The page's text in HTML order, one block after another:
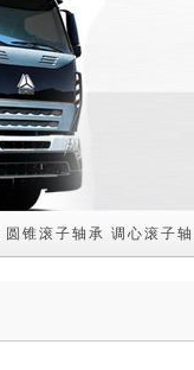
圆锥滚子轴承 调心滚子